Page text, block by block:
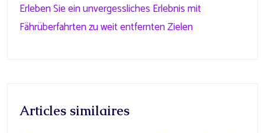
Erleben Sie ein unvergessliches Erlebnis mit
Fährüberfahrten zu weit entfernten Zielen
Articles similaires